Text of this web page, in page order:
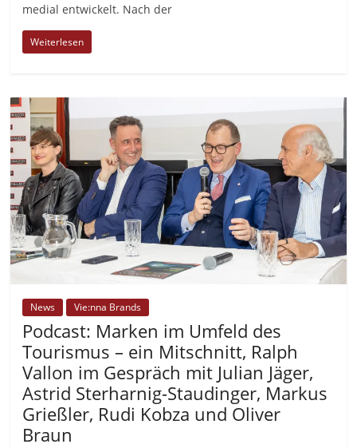
medial entwickelt. Nach der
Weiterlesen
News Vie:nna Brands
Podcast: Marken im Umfeld des
Tourismus – ein Mitschnitt, Ralph
Vallon im Gespräch mit Julian Jäger,
Astrid Sterharnig-Staudinger, Markus
Grießler, Rudi Kobza und Oliver
Braun